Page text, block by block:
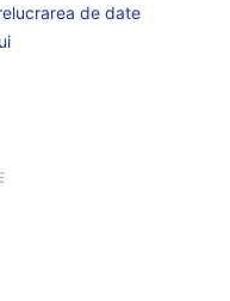
de date